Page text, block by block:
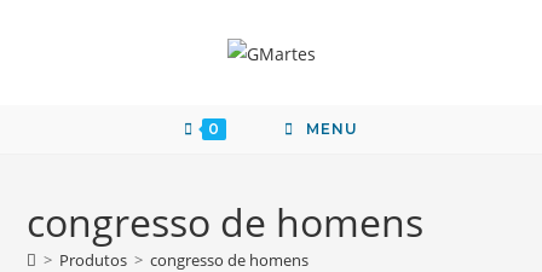
0 MENU
congresso de homens
> Produtos > congresso de homens